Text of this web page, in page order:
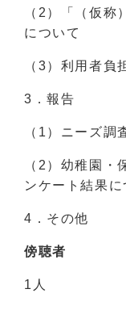
（2）「（仮称
について
（3）利用者負
3．報告
（1）ニーズ調
（2）幼稚園・
ンケート結果に
4．その他
傍聴者
1人